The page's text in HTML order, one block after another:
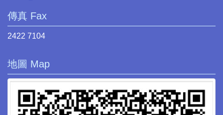
傳真 Fax
2422 7104
地圖 Map